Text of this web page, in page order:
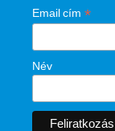
Email cím *
Név